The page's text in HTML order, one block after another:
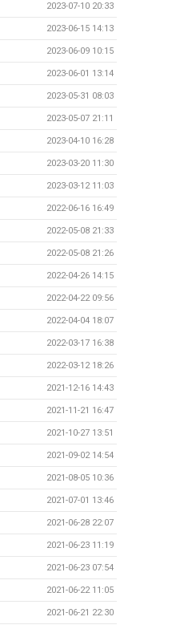
2023-07-10 20:33
2023-06-15 14:13
2023-06-09 10:15
2023-06-01 13:14
2023-05-31 08:03
2023-05-07 21:11
2023-04-10 16:28
2023-03-20 11:30
2023-03-12 11:03
2022-06-16 16:49
2022-05-08 21:33
2022-05-08 21:26
2022-04-26 14:15
2022-04-22 09:56
2022-04-04 18:07
2022-03-17 16:38
2022-03-12 18:26
2021-12-16 14:43
2021-11-21 16:47
2021-10-27 13:51
2021-09-02 14:54
2021-08-05 10:36
2021-07-01 13:46
2021-06-28 22:07
2021-06-23 11:19
2021-06-23 07:54
2021-06-22 11:05
2021-06-21 22:30